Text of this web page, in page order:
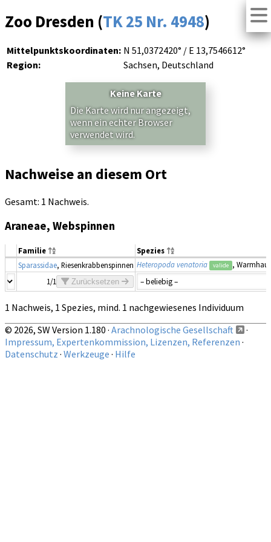
Zoo Dresden (TK 25 Nr. 4948)
Mittelpunktskoordinaten: N 51,0372420° / E 13,7546612°
Region:
Sachsen, Deutschland
Keine Karte
Die Karte wird nur angezeigt,
wenn ein echter Browser
verwendet wird.
Nachweise an diesem Ort
Gesamt: 1 Nachweis.
Araneae, Webspinnen
Familie
Spezies
Sparassidae, Riesenkrabbenspinnen Heteropoda venatoria valide ,
1/1
Zurücksetzen
1 Nachweis, 1 Spezies, mind. 1 nachgewiesenes Individuum
© 2026, SW Version 1.180 · Arachnologische Gesellschaft
·
Impressum, Expertenkommission, Lizenzen, Referenzen ·
Datenschutz · Werkzeuge · Hilfe